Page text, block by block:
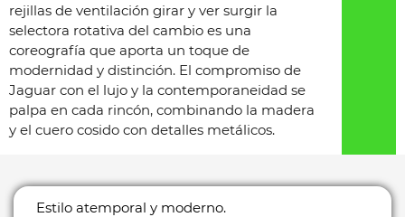
rejillas de ventilación girar y ver surgir la
selectora rotativa del cambio es una
coreografía que aporta un toque de
modernidad y distinción. El compromiso de
Jaguar con el lujo y la contemporaneidad se
palpa en cada rincón, combinando la madera
y el cuero cosido con detalles metálicos.
Estilo atemporal y moderno.